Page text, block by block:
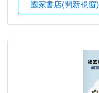
國家書店(開新視窗)